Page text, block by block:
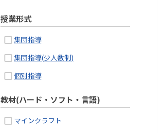
授業形式
集団指導
集団指導(少人数制)
個別指導
教材(ハード・ソフト・言語)
マインクラフト